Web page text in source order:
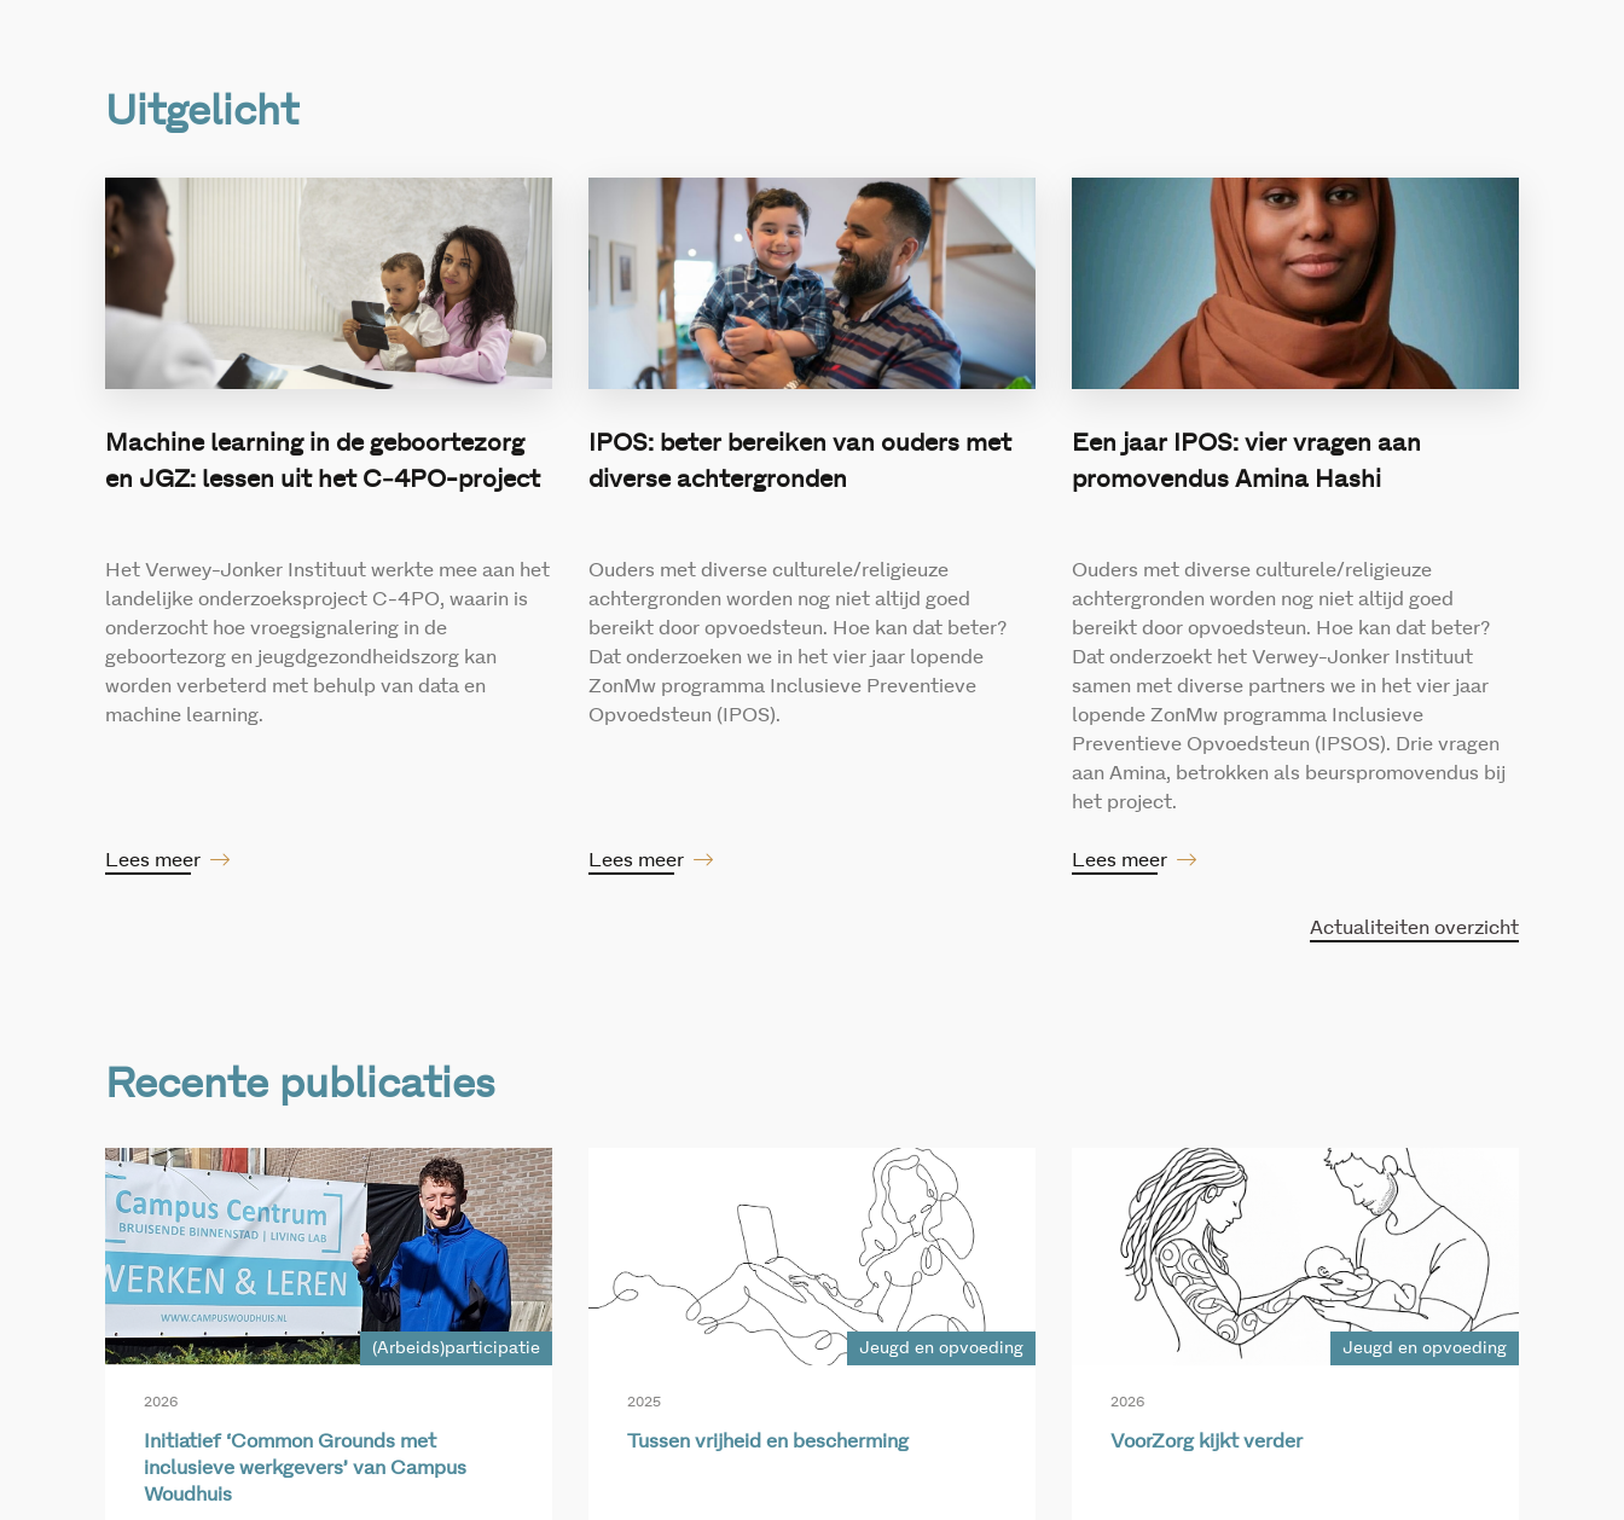
Uitgelicht
Machine learning in de geboortezorg
en JGZ: lessen uit het C‑4PO-project
Het Verwey-Jonker Instituut werkte mee aan het
landelijke onderzoeksproject C‑4PO, waarin is
onderzocht hoe vroegsignalering in de
geboortezorg en jeugdgezondheidszorg kan
worden verbeterd met behulp van data en
machine learning.
Lees meer
IPOS: beter bereiken van ouders met
diverse achtergronden
Ouders met diverse culturele/religieuze
achtergronden worden nog niet altijd goed
bereikt door opvoedsteun. Hoe kan dat beter?
Dat onderzoeken we in het vier jaar lopende
ZonMw programma Inclusieve Preventieve
Opvoedsteun (IPOS).
Lees meer
Een jaar IPOS: vier vragen aan
promovendus Amina Hashi
Ouders met diverse culturele/religieuze
achtergronden worden nog niet altijd goed
bereikt door opvoedsteun. Hoe kan dat beter?
Dat onderzoekt het Verwey-Jonker Instituut
samen met diverse partners we in het vier jaar
lopende ZonMw programma Inclusieve
Preventieve Opvoedsteun (IPSOS). Drie vragen
aan Amina, betrokken als beurspromovendus bij
het project.
Lees meer
Actualiteiten overzicht
Recente publicaties
(Arbeids)participatie
2026
Initiatief ‘Common Grounds met
inclusieve werkgevers’ van Campus
Woudhuis
Jeugd en opvoeding
2025
Tussen vrijheid en bescherming
Jeugd en opvoeding
2026
VoorZorg kijkt verder